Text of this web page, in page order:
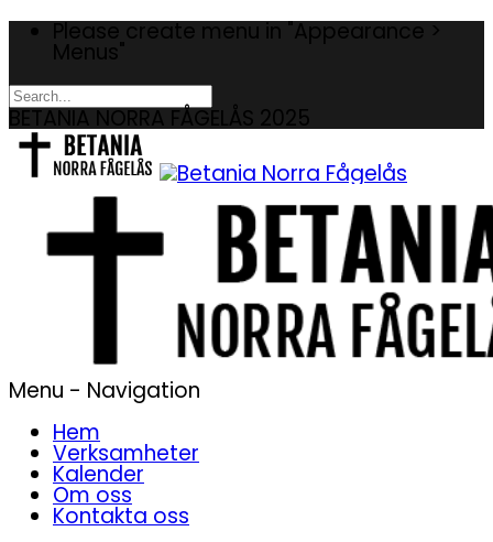
Please create menu in "Appearance >
Menus"
BETANIA NORRA FÅGELÅS 2025
Menu - Navigation
Hem
Verksamheter
Kalender
Om oss
Kontakta oss